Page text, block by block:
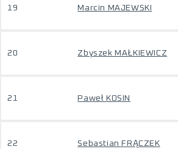
19 Marcin MAJEWSKI
20 Zbyszek MAŁKIEWICZ
21 Paweł KOSIN
22 Sebastian FRĄCZEK